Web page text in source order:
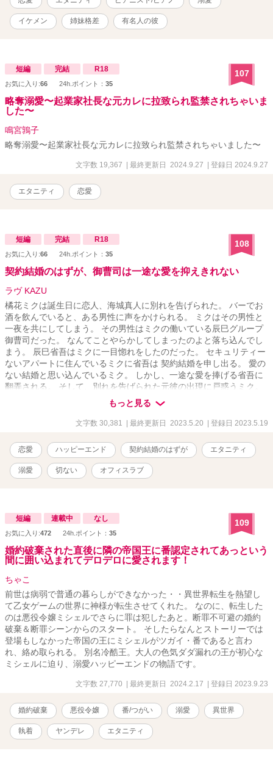
イケメン 姉妹格差 有名人の彼
短編 完結 R18
お気に入り:66 24h.ポイント： 35
107
略奪溺愛〜起業家社長な元カレに拉致られ監禁されちゃいま
した〜
鳴宮鶉子
略奪溺愛〜起業家社長な元カレに拉致られ監禁されちゃいました〜
文字数 19,367 | 最終更新日 2024.9.27 | 登録日 2024.9.27
エタニティ 恋愛
短編 完結 R18
お気に入り:66 24h.ポイント： 35
108
契約結婚のはずが、御曹司は一途な愛を抑えきれない
ラヴ KAZU
橘花ミクは誕生日に恋人、海城真人に別れを告げられた。 バーでお
酒を飲んでいると、ある男性に声をかけられる。 ミクはその男性と
一夜を共にしてしまう。 その男性はミクの働いている辰巳グループ
御曹司だった。 なんてことやらかしてしまったのよと落ち込んでし
まう。 辰巳省吾はミクに一目惚れをしたのだった。 セキュリティー
ないアパートに住んでいるミクに省吾は 契約結婚を申し出る。 愛の
ない結婚と思い込んでいるミク。 しかし、一途な愛を捧げる省吾に
翻弄される。 そして、別れを告げられた元彼の出現に戸惑うミク。
省吾とミクはすれ違う気持ちを乗り越えていけるのだろうか。
もっと見る
文字数 30,381 | 最終更新日 2023.5.20 | 登録日 2023.5.19
恋愛 ハッピーエンド 契約結婚のはずが エタニティ
溺愛 切ない オフィスラブ
短編 連載中 なし
お気に入り:472 24h.ポイント： 35
109
婚約破棄された直後に隣の帝国王に番認定されてあっという
間に囲い込まれてデロデロに愛されます！
ちゃこ
前世は病弱で普通の暮らしができなかった・・異世界転生を熱望し
て乙女ゲームの世界に神様が転生させてくれた。 なのに、転生した
のは悪役令嬢ミシェルでさらに罪は犯したあと。断罪不可避の婚約
破棄＆断罪シーンからのスタート。 そしたらなんとストーリーでは
登場もしなかった帝国の王にミシェルがツガイ・番であると言わ
れ、絡め取られる。 別名冷酷王。大人の色気ダダ漏れの王が初心な
ミシェルに迫り、溺愛ハッピーエンドの物語です。
文字数 27,770 | 最終更新日 2024.2.17 | 登録日 2023.9.23
婚約破棄 悪役令嬢 番/つがい 溺愛 異世界
執着 ヤンデレ エタニティ